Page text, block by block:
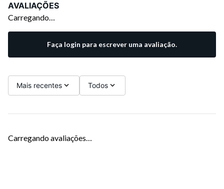
AVALIAÇÕES
Carregando…
Faça login para escrever uma avaliação.
Mais recentes Todos
Carregando avaliações…